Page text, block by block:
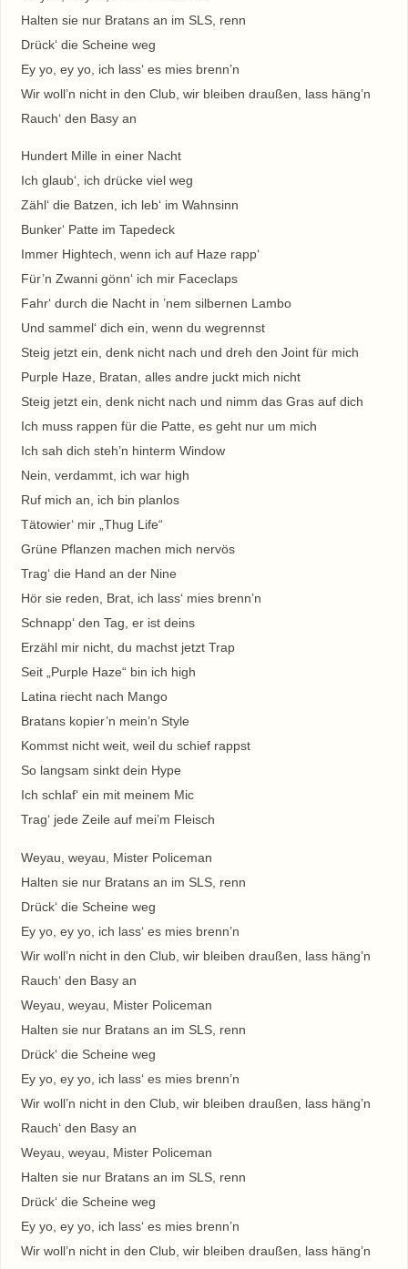
Halten sie nur Bratans an im SLS, renn
Drück‘ die Scheine weg
Ey yo, ey yo, ich lass‘ es mies brenn’n
Wir woll’n nicht in den Club, wir bleiben draußen, lass häng’n
Rauch‘ den Basy an
Hundert Mille in einer Nacht
Ich glaub‘, ich drücke viel weg
Zähl‘ die Batzen, ich leb‘ im Wahnsinn
Bunker‘ Patte im Tapedeck
Immer Hightech, wenn ich auf Haze rapp‘
Für’n Zwanni gönn‘ ich mir Faceclaps
Fahr‘ durch die Nacht in ’nem silbernen Lambo
Und sammel‘ dich ein, wenn du wegrennst
Steig jetzt ein, denk nicht nach und dreh den Joint für mich
Purple Haze, Bratan, alles andre juckt mich nicht
Steig jetzt ein, denk nicht nach und nimm das Gras auf dich
Ich muss rappen für die Patte, es geht nur um mich
Ich sah dich steh’n hinterm Window
Nein, verdammt, ich war high
Ruf mich an, ich bin planlos
Tätowier‘ mir „Thug Life“
Grüne Pflanzen machen mich nervös
Trag‘ die Hand an der Nine
Hör sie reden, Brat, ich lass‘ mies brenn’n
Schnapp‘ den Tag, er ist deins
Erzähl mir nicht, du machst jetzt Trap
Seit „Purple Haze“ bin ich high
Latina riecht nach Mango
Bratans kopier’n mein’n Style
Kommst nicht weit, weil du schief rappst
So langsam sinkt dein Hype
Ich schlaf‘ ein mit meinem Mic
Trag‘ jede Zeile auf mei’m Fleisch
Weyau, weyau, Mister Policeman
Halten sie nur Bratans an im SLS, renn
Drück‘ die Scheine weg
Ey yo, ey yo, ich lass‘ es mies brenn’n
Wir woll’n nicht in den Club, wir bleiben draußen, lass häng’n
Rauch‘ den Basy an
Weyau, weyau, Mister Policeman
Halten sie nur Bratans an im SLS, renn
Drück‘ die Scheine weg
Ey yo, ey yo, ich lass‘ es mies brenn’n
Wir woll’n nicht in den Club, wir bleiben draußen, lass häng’n
Rauch‘ den Basy an
Weyau, weyau, Mister Policeman
Halten sie nur Bratans an im SLS, renn
Drück‘ die Scheine weg
Ey yo, ey yo, ich lass‘ es mies brenn’n
Wir woll’n nicht in den Club, wir bleiben draußen, lass häng’n